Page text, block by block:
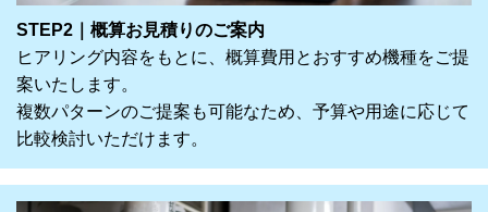
STEP2｜概算お見積りのご案内
ヒアリング内容をもとに、概算費用とおすすめ機種をご提
案いたします。
複数パターンのご提案も可能なため、予算や用途に応じて
比較検討いただけます。